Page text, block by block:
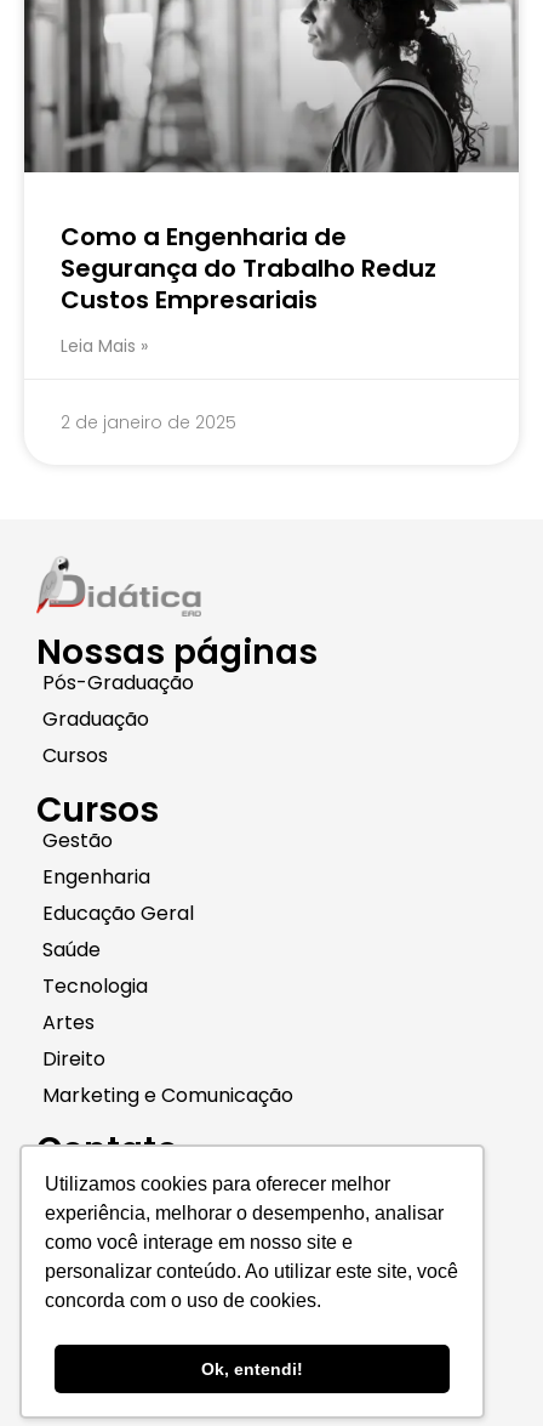
Utilizamos cookies para oferecer melhor
experiência, melhorar o desempenho, analisar
como você interage em nosso site e
personalizar conteúdo. Ao utilizar este site, você
concorda com o uso de cookies.
Ok, entendi!
Como a Engenharia de
Segurança do Trabalho Reduz
Custos Empresariais
Leia Mais »
2 de janeiro de 2025
Nossas páginas
Pós-Graduação
Graduação
Cursos
Cursos
Gestão
Engenharia
Educação Geral
Saúde
Tecnologia
Artes
Direito
Marketing e Comunicação
Contato
(11) 96661-4240
contato@didaticaead.com.br
Copyright © 2024
Didática EAD